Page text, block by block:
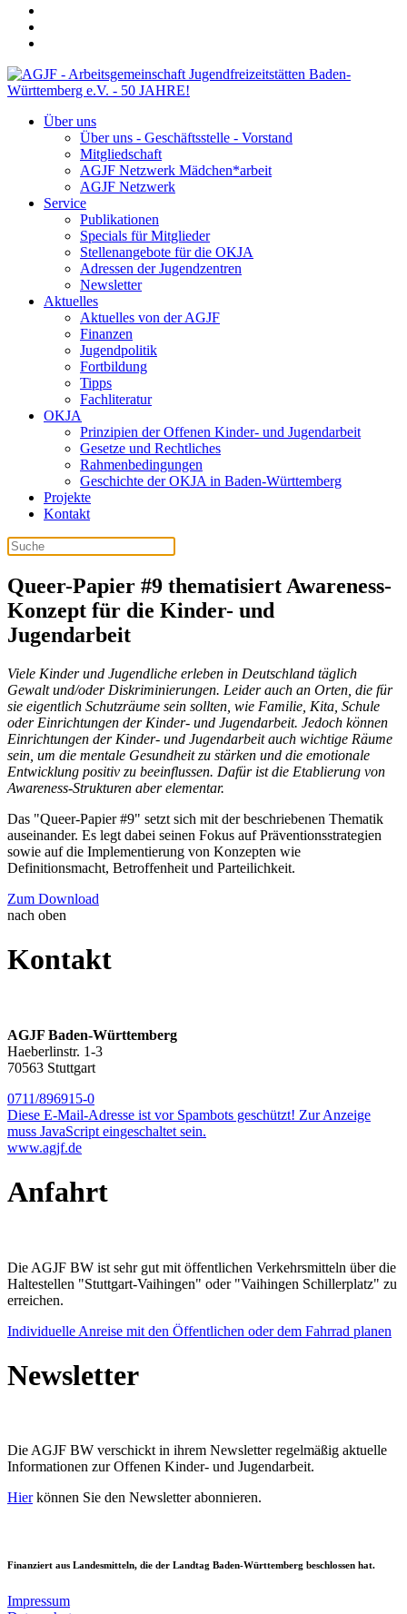
Über uns
Über uns - Geschäftsstelle - Vorstand
Mitgliedschaft
AGJF Netzwerk Mädchen*arbeit
AGJF Netzwerk
Service
Publikationen
Specials für Mitglieder
Stellenangebote für die OKJA
Adressen der Jugendzentren
Newsletter
Aktuelles
Aktuelles von der AGJF
Finanzen
Jugendpolitik
Fortbildung
Tipps
Fachliteratur
OKJA
Prinzipien der Offenen Kinder- und Jugendarbeit
Gesetze und Rechtliches
Rahmenbedingungen
Geschichte der OKJA in Baden-Württemberg
Projekte
Kontakt
Queer-Papier #9 thematisiert Awareness-
Konzept für die Kinder- und
Jugendarbeit
Viele Kinder und Jugendliche erleben in Deutschland täglich
Gewalt und/oder Diskriminierungen. Leider auch an Orten, die für
sie eigentlich Schutzräume sein sollten, wie Familie, Kita, Schule
oder Einrichtungen der Kinder- und Jugendarbeit. Jedoch können
Einrichtungen der Kinder- und Jugendarbeit auch wichtige Räume
sein, um die mentale Gesundheit zu stärken und die emotionale
Entwicklung positiv zu beeinflussen. Dafür ist die Etablierung von
Awareness-Strukturen aber elementar.
Das "Queer-Papier #9" setzt sich mit der beschriebenen Thematik
auseinander. Es legt dabei seinen Fokus auf Präventionsstrategien
sowie auf die Implementierung von Konzepten wie
Definitionsmacht, Betroffenheit und Parteilichkeit.
Zum Download
nach oben
Kontakt
AGJF Baden-Württemberg
Haeberlinstr. 1-3
70563 Stuttgart
0711/896915-0
Diese E-Mail-Adresse ist vor Spambots geschützt! Zur Anzeige
muss JavaScript eingeschaltet sein.
www.agjf.de
Anfahrt
Die AGJF BW ist sehr gut mit öffentlichen Verkehrsmitteln über die
Haltestellen "Stuttgart-Vaihingen" oder "Vaihingen Schillerplatz" zu
erreichen.
Individuelle Anreise mit den Öffentlichen oder dem Fahrrad planen
Newsletter
Die AGJF BW verschickt in ihrem Newsletterregelmäßig aktuelle
Informationen zurOffenen Kinder- und Jugendarbeit.
Hierkönnen Sie den Newsletter abonnieren.
Finanziert aus Landesmitteln, die der Landtag Baden-Württemberg beschlossen hat.
Impressum